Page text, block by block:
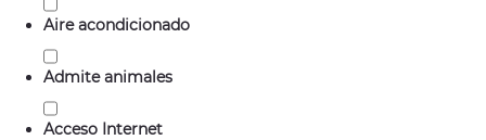
Aire acondicionado
Admite animales
Acceso Internet